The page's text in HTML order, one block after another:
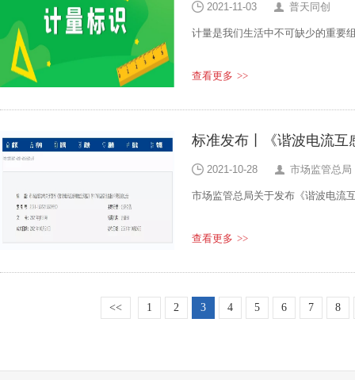
2021-11-03 普天同创
计量是我们生活中不可缺少的重要
查看更多 >>
2021-10-28 市场监管总局
市场监管总局关于发布《谐波电流
查看更多 >>
<< 1 2 3 4 5 6 7 8